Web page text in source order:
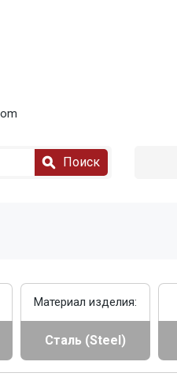
Поиск
Материал изделия:
Сталь (Steel)